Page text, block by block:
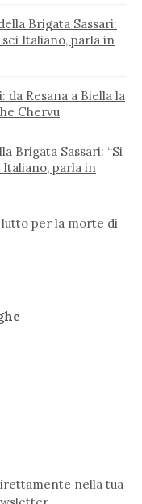
Brigata Sassari:
sei Italiano, parla in
da Resana a Biella la
Chervu
Brigata Sassari: “Si
Italiano, parla in
lutto per la morte di
nella tua